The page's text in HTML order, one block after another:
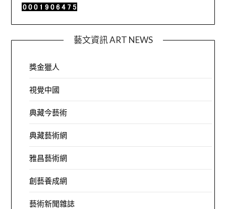
藝文資訊 ART NEWS
獎金獵人
視覺中國
典藏今藝術
典藏藝術網
雅昌藝術網
創藝養成網
藝術新聞雜誌